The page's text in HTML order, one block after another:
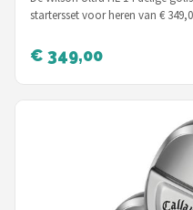
startersset voor heren van €
€ 349,00